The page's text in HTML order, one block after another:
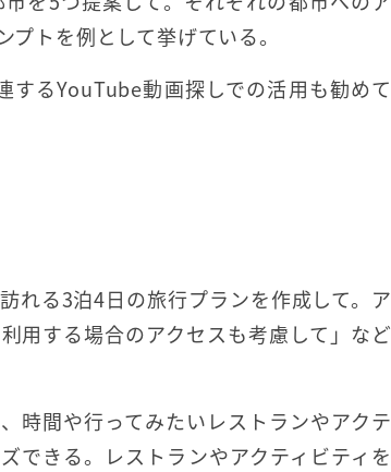
トを例として挙げている。
るYouTube動画探しでの活用も勧めて
れる3泊4日の旅行プランを作成して。ア
用する場合のアクセスも考慮して」など
時間や行ってみたいレストランやアクテ
できる。レストランやアクティビティを